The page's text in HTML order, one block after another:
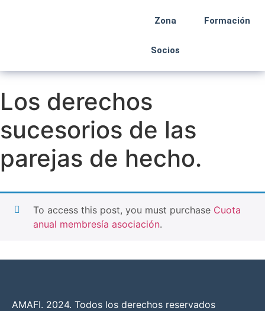
Zona
Socios
Formación
Los derechos
sucesorios de las
parejas de hecho.
To access this post, you must purchase Cuota
anual membresía asociación.
AMAFI. 2024. Todos los derechos reservados